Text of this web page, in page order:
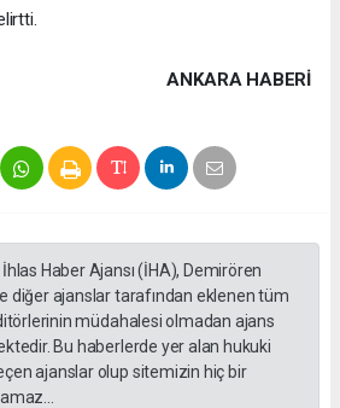
ANKARA HABERİ
Haber Ajansı (İHA), Demirören
diğer ajanslar tarafından eklenen tüm
müdahalesi olmadan ajans
Bu haberlerde yer alan hukuki
ajanslar olup sitemizin hiç bir